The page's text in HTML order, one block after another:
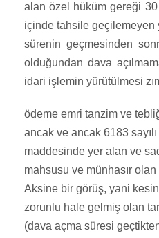
alan özel hüküm gereği
içinde tahsile geçilemeyen
sürenin geçmesinden
olduğundan dava
idari işlemin yürütülmesi
ödeme emri tanzim ve
ancak ve ancak 6183
maddesinde yer alan ve
mahsusu ve münhasır
Aksine bir görüş, yani
zorunlu hale gelmiş olan
(dava açma süresi